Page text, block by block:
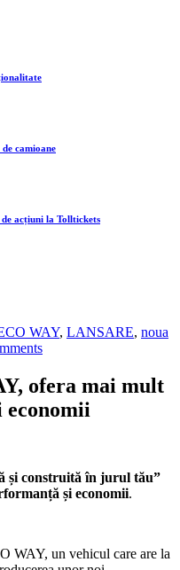
camioane
acțiuni la Tolltickets
WAY, LANSARE, noua
ofera mai mult
și construită în jurul tău”
și economii.
WAY, un vehicul care are la